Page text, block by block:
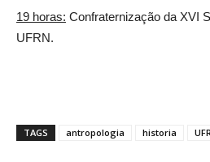
19 horas: Confraternização da XVI
UFRN.
TAGS antropologia historia